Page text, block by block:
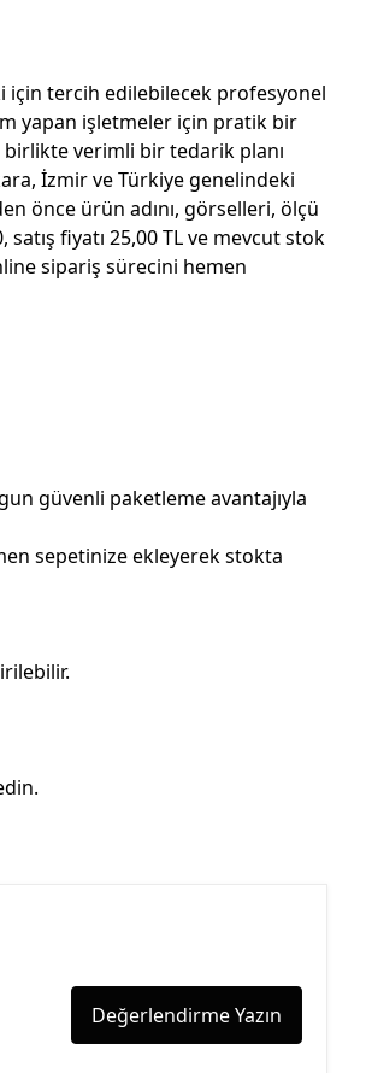
için tercih edilebilecek profesyonel
yapan işletmeler için pratik bir
birlikte verimli bir tedarik planı
İzmir ve Türkiye genelindeki
önce ürün adını, görselleri, ölçü
fiyatı 25,00 TL ve mevcut stok
sipariş sürecini hemen
güvenli paketleme avantajıyla
sepetinize ekleyerek stokta
Değerlendirme Yazın